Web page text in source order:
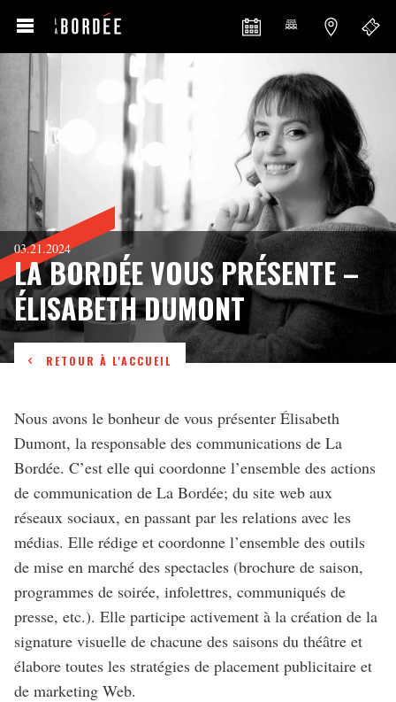
RETOUR À L'ACCUEIL
03.21.2024
LA BORDÉE VOUS PRÉSENTE –
ÉLISABETH DUMONT
Nous avons le bonheur de vous présenter Élisabeth
Dumont, la responsable des communications de La
Bordée. C’est elle qui coordonne l’ensemble des actions
de communication de La Bordée; du site web aux
réseaux sociaux, en passant par les relations avec les
médias. Elle rédige et coordonne l’ensemble des outils
de mise en marché des spectacles (brochure de saison,
programmes de soirée, infolettres, communiqués de
presse, etc.). Elle participe activement à la création de la
signature visuelle de chacune des saisons du théâtre et
élabore toutes les stratégies de placement publicitaire et
de marketing Web.